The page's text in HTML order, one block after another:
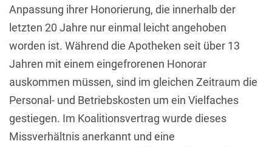
Anpassung ihrer Honorierung, die innerhalb der
letzten 20 Jahre nur einmal leicht angehoben
worden ist. Während die Apotheken seit über 13
Jahren mit einem eingefrorenen Honorar
auskommen müssen, sind im gleichen Zeitraum die
Personal- und Betriebskosten um ein Vielfaches
gestiegen. Im Koalitionsvertrag wurde dieses
Missverhältnis anerkannt und eine